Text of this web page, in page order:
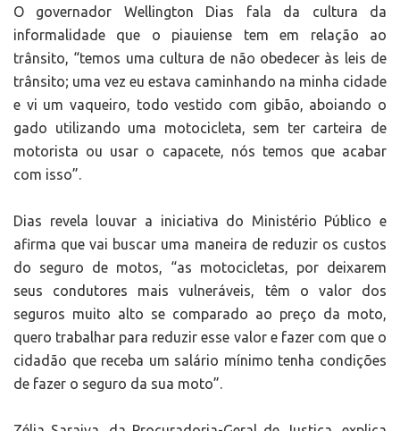
O governador Wellington Dias fala da cultura da
informalidade que o piauiense tem em relação ao
trânsito, “temos uma cultura de não obedecer às leis de
trânsito; uma vez eu estava caminhando na minha cidade
e vi um vaqueiro, todo vestido com gibão, aboiando o
gado utilizando uma motocicleta, sem ter carteira de
motorista ou usar o capacete, nós temos que acabar
com isso”.
Dias revela louvar a iniciativa do Ministério Público e
afirma que vai buscar uma maneira de reduzir os custos
do seguro de motos, “as motocicletas, por deixarem
seus condutores mais vulneráveis, têm o valor dos
seguros muito alto se comparado ao preço da moto,
quero trabalhar para reduzir esse valor e fazer com que o
cidadão que receba um salário mínimo tenha condições
de fazer o seguro da sua moto”.